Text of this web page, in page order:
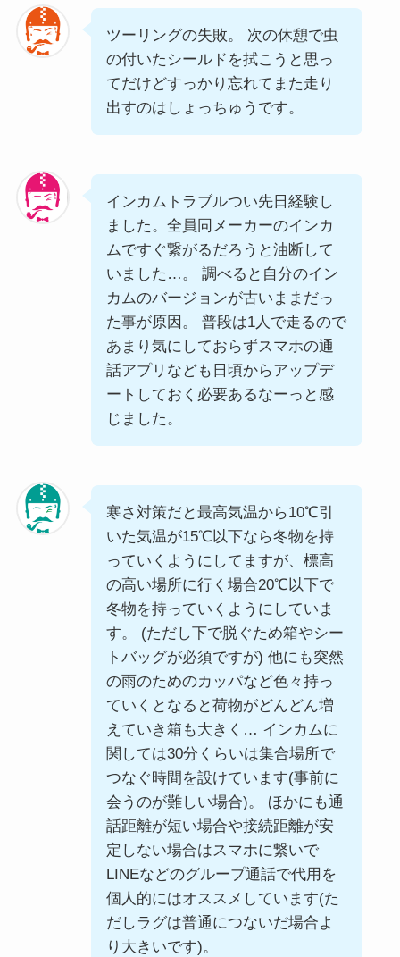
ツーリングの失敗。 次の休憩で虫
の付いたシールドを拭こうと思っ
てだけどすっかり忘れてまた走り
出すのはしょっちゅうです。
インカムトラブルつい先日経験し
ました。全員同メーカーのインカ
ムですぐ繋がるだろうと油断して
いました…。 調べると自分のイン
カムのバージョンが古いままだっ
た事が原因。 普段は1人で走るので
あまり気にしておらずスマホの通
話アプリなども日頃からアップデ
ートしておく必要あるなーっと感
じました。
寒さ対策だと最高気温から10℃引
いた気温が15℃以下なら冬物を持
っていくようにしてますが、標高
の高い場所に行く場合20℃以下で
冬物を持っていくようにしていま
す。 (ただし下で脱ぐため箱やシー
トバッグが必須ですが) 他にも突然
の雨のためのカッパなど色々持っ
ていくとなると荷物がどんどん増
えていき箱も大きく… インカムに
関しては30分くらいは集合場所で
つなぐ時間を設けています(事前に
会うのが難しい場合)。 ほかにも通
話距離が短い場合や接続距離が安
定しない場合はスマホに繋いで
LINEなどのグループ通話で代用を
個人的にはオススメしています(た
だしラグは普通につないだ場合よ
り大きいです)。